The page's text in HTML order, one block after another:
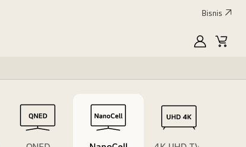
Bisnis
MyLG